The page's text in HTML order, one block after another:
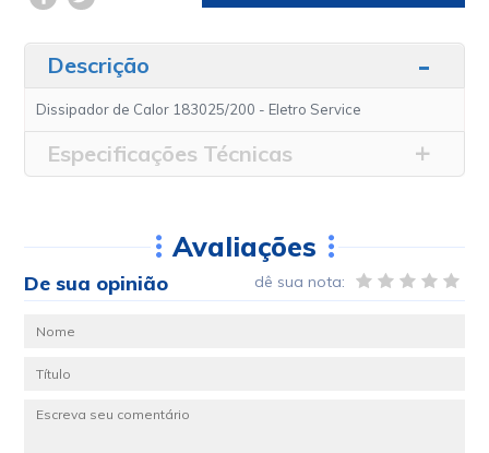
Descrição
Dissipador de Calor 183025/200 - Eletro Service
Especificações Técnicas
Avaliações
De sua opinião dê sua nota: